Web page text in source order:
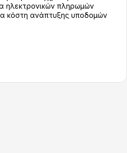
ηλεκτρονικών πληρωμών
κόστη ανάπτυξης υποδομών